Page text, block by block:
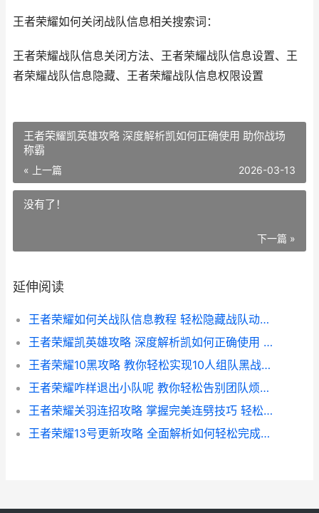
王者荣耀如何关闭战队信息相关搜索词：
王者荣耀战队信息关闭方法、王者荣耀战队信息设置、王
者荣耀战队信息隐藏、王者荣耀战队信息权限设置
王者荣耀凯英雄攻略 深度解析凯如何正确使用 助你战场
称霸
« 上一篇 2026-03-13
没有了！
下一篇 »
延伸阅读
王者荣耀如何关战队信息教程 轻松隐藏战队动态 隐私保护一步到位
王者荣耀凯英雄攻略 深度解析凯如何正确使用 助你战场称霸
王者荣耀10黑攻略 教你轻松实现10人组队黑战技巧
王者荣耀咋样退出小队呢 教你轻松告别团队烦恼的实用技巧
王者荣耀关羽连招攻略 掌握完美连劈技巧 轻松斩杀敌人
王者荣耀13号更新攻略 全面解析如何轻松完成版本升级